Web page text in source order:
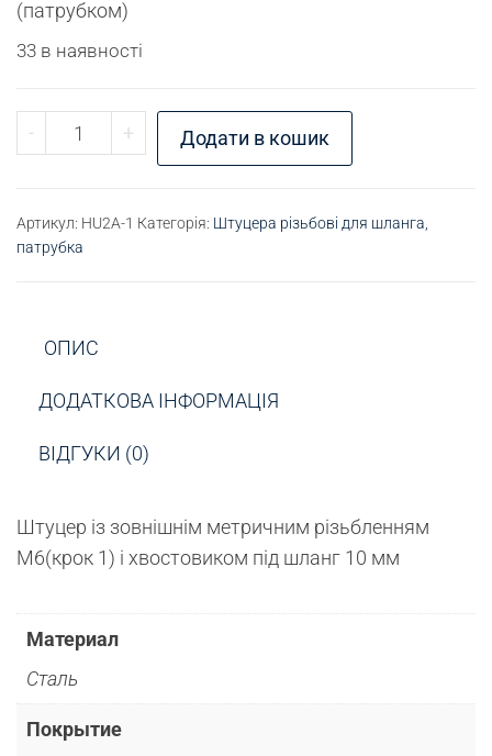
(патрубком)
33 в наявності
- Штуцер для шлангу М6 - D10 кількість
+ Додати в кошик
Артикул: HU2A-1 Категорія: Штуцера різьбові для шланга,
патрубка
ОПИС
ДОДАТКОВА ІНФОРМАЦІЯ
ВІДГУКИ (0)
Штуцер із зовнішнім метричним різьбленням
М6(крок 1) і хвостовиком під шланг 10 мм
Материал
Сталь
Покрытие